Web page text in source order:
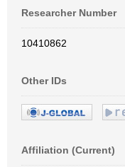
Researcher Number
10410862
Other IDs
Affiliation (Current)